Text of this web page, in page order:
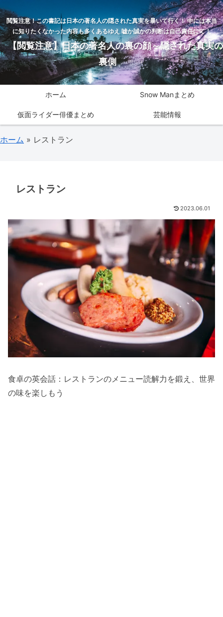
閲覧注意！この書記は日本の著名人の隠された真実を暴いて行く！ 中には本当
に知りたくなかった内容も多くあるゆえ 嘘か誠かの判断は自己責任にて！
【閲覧注意】日本の著名人の裏の顔～隠された真実の
裏側
ホーム Snow Manまとめ
仮面ライダー俳優まとめ 芸能情報
ホーム » レストラン
レストラン
2023.06.01
食卓の英会話：レストランのメニュー読解力を鍛え、世界
の味を楽しもう